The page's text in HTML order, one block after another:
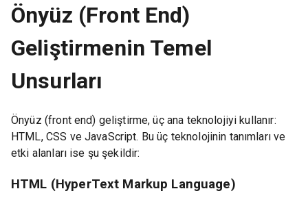
Önyüz (Front End)
Geliştirmenin Temel
Unsurları
Önyüz (front end) geliştirme, üç ana teknolojiyi kullanır:
HTML, CSS ve JavaScript. Bu üç teknolojinin tanımları ve
etki alanları ise şu şekildir:
HTML (HyperText Markup Language)